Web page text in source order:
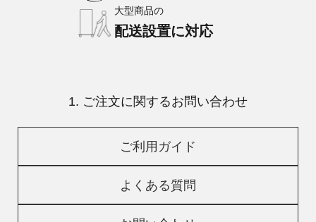
大型商品の
配送設置に対応
1. ご注文に関するお問い合わせ
ご利用ガイド
よくある質問